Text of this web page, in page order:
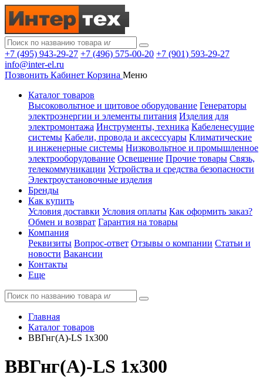
+7 (495) 943-29-27 +7 (496) 575-00-20 +7 (901) 593-29-27
info@inter-el.ru
Позвонить Кабинет Корзина Меню
Каталог товаров
Высоковольтное и щитовое оборудование Генераторы
электроэнергии и элементы питания Изделия для
электромонтажа Инструменты, техника Кабеленесущие
системы Кабели, провода и аксессуары Климатические
и инженерные системы Низковольтное и промышленное
электрооборудование Освещение Прочие товары Связь,
телекоммуникации Устройства и средства безопасности
Электроустановочные изделия
Бренды
Как купить
Условия доставки Условия оплаты Как оформить заказ?
Обмен и возврат Гарантия на товары
Компания
Реквизиты Вопрос-ответ Отзывы о компании Статьи и
новости Вакансии
Контакты
Еще
Главная
Каталог товаров
ВВГнг(А)-LS 1x300
ВВГнг(А)-LS 1x300